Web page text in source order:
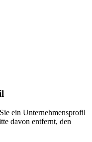
ein Unternehmensprofil
davon entfernt, den